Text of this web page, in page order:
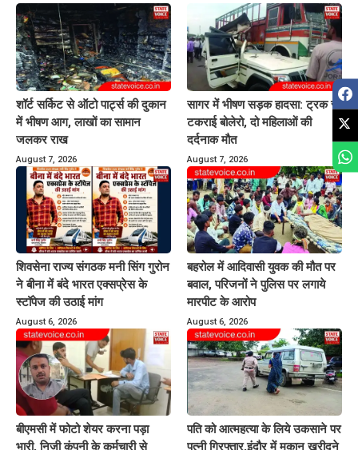
शॉर्ट सर्किट से ऑटो पार्ट्स की दुकान
में भीषण आग, लाखों का सामान
जलकर राख
August 7, 2026
सागर में भीषण सड़क हादसा: ट्रक से
टकराई बोलेरो, दो महिलाओं की
दर्दनाक मौत
August 7, 2026
शिवसेना राज्य संगठक मनी सिंग गुरोन
ने बीना में बंदे भारत एक्सप्रेस के
स्टॉपेज की उठाई मांग
August 6, 2026
बहरोल में आदिवासी युवक की मौत पर
बवाल, परिजनों ने पुलिस पर लगाये
मारपीट के आरोप
August 6, 2026
बीएमसी में फोटो शेयर करना पड़ा
भारी, निजी कंपनी के कर्मचारी से
पति को आत्महत्या के लिये उकसाने पर
पत्नी गिरफ्तार,इंदौर में मकान खरीदने